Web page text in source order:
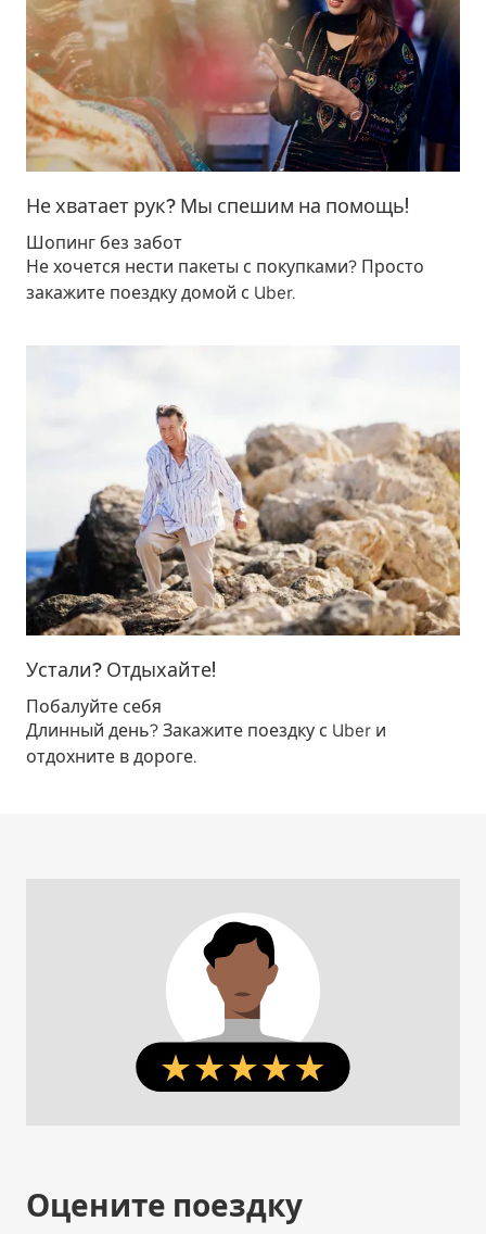
Не хватает рук? Мы спешим на помощь!
Шопинг без забот
Не хочется нести пакеты с покупками? Просто
закажите поездку домой с Uber.
Устали? Отдыхайте!
Побалуйте себя
Длинный день? Закажите поездку с Uber и
отдохните в дороге.
Оцените поездку